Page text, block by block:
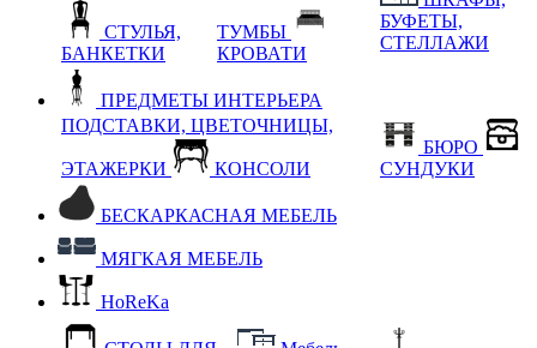
СТУЛЬЯ,
БАНКЕТКИ
ТУМБЫ
КРОВАТИ
БУФЕТЫ,
СТЕЛЛАЖИ
ПРЕДМЕТЫ ИНТЕРЬЕРА
ПОДСТАВКИ, ЦВЕТОЧНИЦЫ,
ЭТАЖЕРКИ КОНСОЛИ
БЮРО
СУНДУКИ
БЕСКАРКАСНАЯ МЕБЕЛЬ
МЯГКАЯ МЕБЕЛЬ
HoReKa